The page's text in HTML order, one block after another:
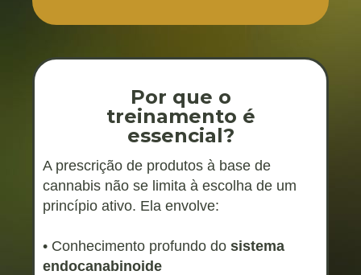
Por que o
treinamento é
essencial?
A prescrição de produtos à base de
cannabis não se limita à escolha de um
princípio ativo. Ela envolve:
• Conhecimento profundo do sistema
endocanabinoide